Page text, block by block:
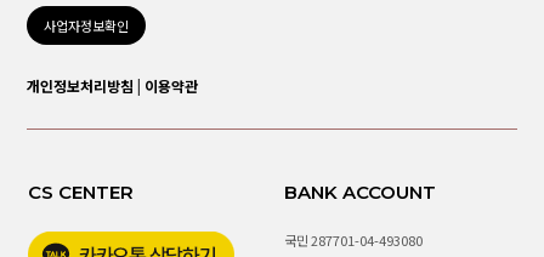
사업자정보확인
개인정보처리방침 이용약관
CS CENTER BANK ACCOUNT
국민 287701-04-493080